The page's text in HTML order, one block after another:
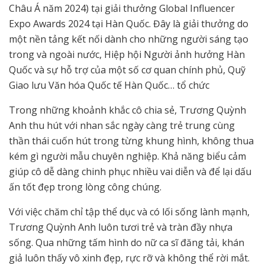
Châu Á năm 2024) tại giải thưởng Global Influencer
Expo Awards 2024 tại Hàn Quốc. Đây là giải thưởng do
một nền tảng kết nối dành cho những người sáng tạo
trong và ngoài nước, Hiệp hội Người ảnh hưởng Hàn
Quốc và sự hỗ trợ của một số cơ quan chính phủ, Quỹ
Giao lưu Văn hóa Quốc tế Hàn Quốc… tổ chức
Trong những khoảnh khắc cô chia sẻ, Trương Quỳnh
Anh thu hút với nhan sắc ngày càng trẻ trung cùng
thần thái cuốn hút trong từng khung hình, không thua
kém gì người mẫu chuyên nghiệp. Khả năng biểu cảm
giúp cô dễ dàng chinh phục nhiều vai diễn và để lại dấu
ấn tốt đẹp trong lòng công chúng.
Với việc chăm chỉ tập thể dục và có lối sống lành mạnh,
Trương Quỳnh Anh luôn tươi trẻ và tràn đầy nhựa
sống. Qua những tấm hình do nữ ca sĩ đăng tải, khán
giả luôn thấy vô xinh đẹp, rực rỡ và không thể rời mắt.